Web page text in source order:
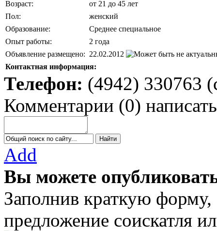
Возраст:
от 21 до 45 лет
Пол:
женский
Образование:
Среднее специальное
Опыт работы:
2 года
Объявление размещено: 22.02.2012
Контактная информация:
Телефон: (4942) 330763
Комментарии (0) написать
Add
Вы можете
Заполнив краткую
предложение соискатля